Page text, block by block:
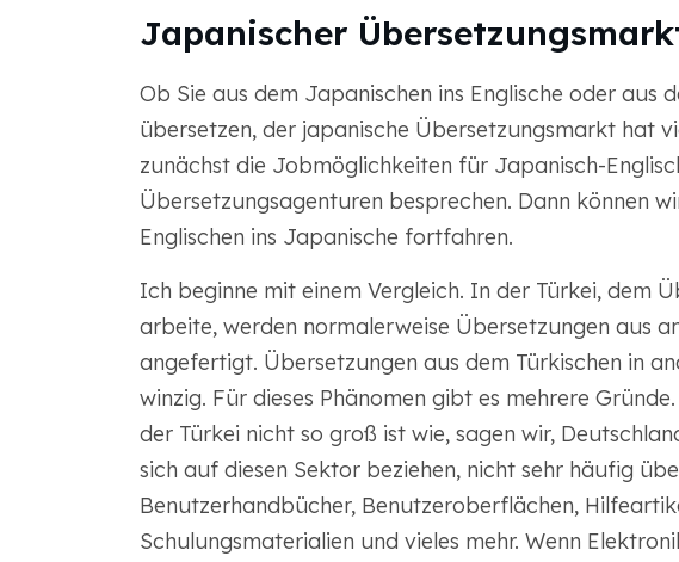
Japanischer
Ob Sie aus dem Japanischen ins Englische oder aus
übersetzen, der japanische Übersetzungsmarkt hat
zunächst die Jobmöglichkeiten für Japanisch-
Übersetzungsagenturen besprechen. Dann können
Englischen ins Japanische fortfahren.
Ich beginne mit einem Vergleich. In der Türkei, dem
arbeite, werden normalerweise Übersetzungen aus
angefertigt. Übersetzungen aus dem Türkischen in
winzig. Für dieses Phänomen gibt es mehrere
der Türkei nicht so groß ist wie, sagen wir,
sich auf diesen Sektor beziehen, nicht sehr häufig
Benutzerhandbücher, Benutzeroberflächen,
Schulungsmaterialien und vieles mehr. Wenn